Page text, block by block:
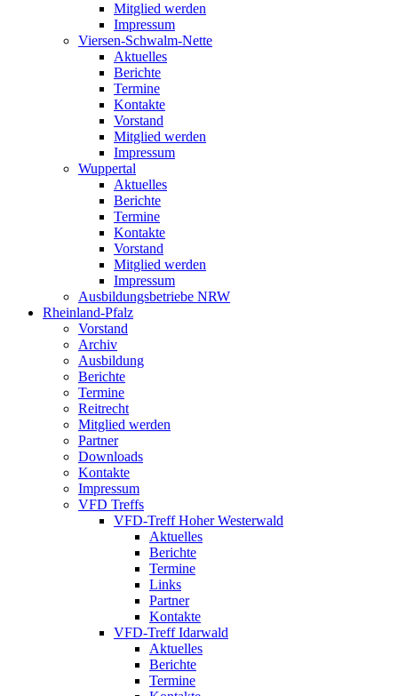
Mitglied werden
Impressum
Viersen-Schwalm-Nette
Aktuelles
Berichte
Termine
Kontakte
Vorstand
Mitglied werden
Impressum
Wuppertal
Aktuelles
Berichte
Termine
Kontakte
Vorstand
Mitglied werden
Impressum
Ausbildungsbetriebe NRW
Rheinland-Pfalz
Vorstand
Archiv
Ausbildung
Berichte
Termine
Reitrecht
Mitglied werden
Partner
Downloads
Kontakte
Impressum
VFD Treffs
VFD-Treff Hoher Westerwald
Aktuelles
Berichte
Termine
Links
Partner
Kontakte
VFD-Treff Idarwald
Aktuelles
Berichte
Termine